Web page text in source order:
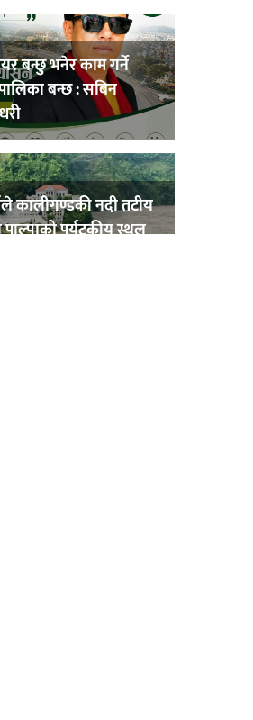
बन्छु भनेर काम गर्ने
बन्छ : सबिन
कालीगण्डकी नदी तटीय
पाल्पाको पर्यटकीय स्थल